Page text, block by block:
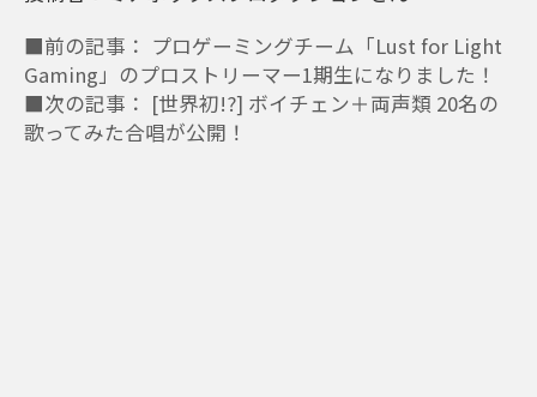
■前の記事： プロゲーミングチーム「Lust for Light
Gaming」のプロストリーマー1期生になりました！
■次の記事： [世界初!?] ボイチェン＋両声類 20名の
歌ってみた合唱が公開！